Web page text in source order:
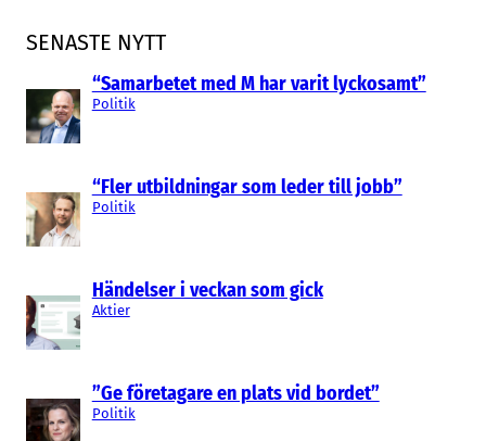
SENASTE NYTT
“Samarbetet med M har varit lyckosamt”
Politik
“Fler utbildningar som leder till jobb”
Politik
Händelser i veckan som gick
Aktier
”Ge företagare en plats vid bordet”
Politik